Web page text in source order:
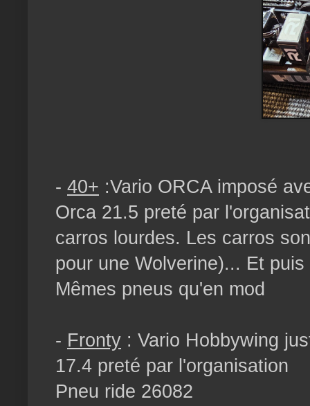
- 40+ :Vario ORCA imposé
Orca 21.5 preté par
carros lourdes. Les carros
pour une Wolverine)... Et
Mêmes pneus qu'en mod
- Fronty : Vario Hobbywing
17.4 preté par l'organisation
Pneu ride 26082